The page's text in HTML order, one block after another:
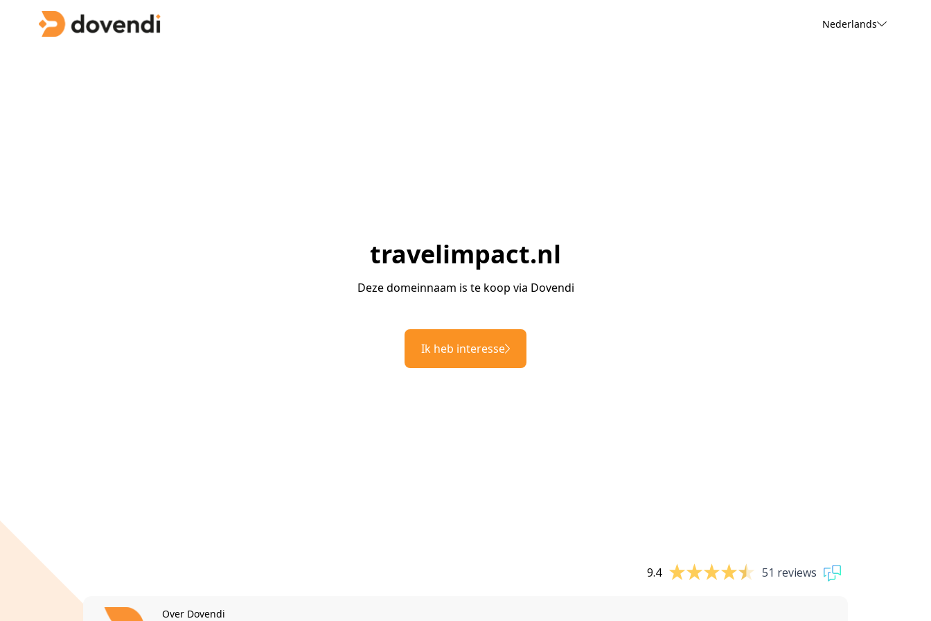
Nederlands
travelimpact.nl
Deze domeinnaam is te koop via Dovendi
Ik heb interesse
9.4 51 reviews
Over Dovendi